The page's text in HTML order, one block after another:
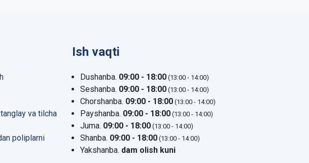
va tilcha
poliplarni
Ish vaqti
Dushanba. 09:00 - 18:00 (13:00 - 14:00)
Seshanba. 09:00 - 18:00 (13:00 - 14:00)
Chorshanba. 09:00 - 18:00 (13:00 - 14:00)
Payshanba. 09:00 - 18:00 (13:00 - 14:00)
Juma. 09:00 - 18:00 (13:00 - 14:00)
Shanba. 09:00 - 18:00 (13:00 - 14:00)
Yakshanba. dam olish kuni